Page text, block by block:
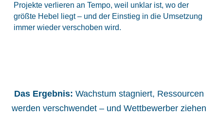
Projekte verlieren an Tempo, weil unklar ist, wo der
größte Hebel liegt – und der Einstieg in die Umsetzung
immer wieder verschoben wird.
Das Ergebnis: Wachstum stagniert, Ressourcen
werden verschwendet – und Wettbewerber ziehen